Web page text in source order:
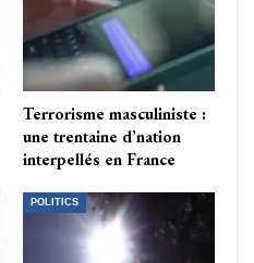
Terrorisme masculiniste :
une trentaine d’nation
interpellés en France
POLITICS